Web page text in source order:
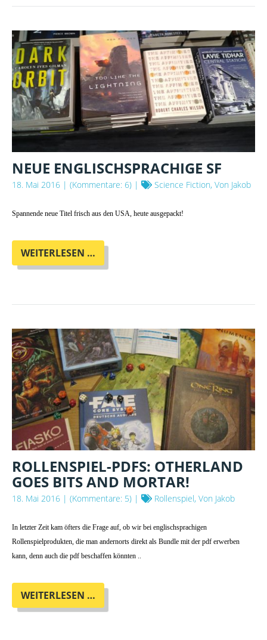
NEUE ENGLISCHSPRACHIGE SF
18. Mai 2016 | (Kommentare: 6) | Science Fiction, Von Jakob
Spannende neue Titel frisch aus den USA, heute ausgepackt!
WEITERLESEN …
ENGLISCHSPRACHIGE
ROLLENSPIEL-PDFS: OTHERLAND
GOES BITS AND MORTAR!
18. Mai 2016 | (Kommentare: 5) | Rollenspiel, Von Jakob
In letzter Zeit kam öfters die Frage auf, ob wir bei englischsprachigen
Rollenspielprodukten, die man andernorts direkt als Bundle mit der pdf erwerben
kann, denn auch die pdf beschaffen könnten ..
WEITERLESEN …
PDFS: